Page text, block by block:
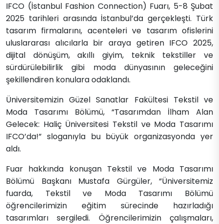
IFCO (İstanbul Fashion Connection) Fuarı, 5-8 Şubat
2025 tarihleri arasında İstanbul’da gerçekleşti. Türk
tasarım firmalarını, acenteleri ve tasarım ofislerini
uluslararası alıcılarla bir araya getiren IFCO 2025,
dijital dönüşüm, akıllı giyim, teknik tekstiller ve
sürdürülebilirlik gibi moda dünyasının geleceğini
şekillendiren konulara odaklandı.
Üniversitemizin Güzel Sanatlar Fakültesi Tekstil ve
Moda Tasarımı Bölümü, “Tasarımdan İlham Alan
Gelecek: Haliç Üniversitesi Tekstil ve Moda Tasarımı
IFCO’da!” sloganıyla bu büyük organizasyonda yer
aldı.
Fuar hakkında konuşan Tekstil ve Moda Tasarımı
Bölümü Başkanı Mustafa Gürgüler, “Üniversitemiz
fuarda, Tekstil ve Moda Tasarımı Bölümü
öğrencilerimizin eğitim sürecinde hazırladığı
tasarımları sergiledi. Öğrencilerimizin çalışmaları,